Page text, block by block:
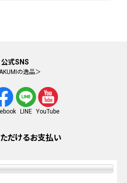
公式SNS
の逸品＞
LINE YouTube
だけるお支払い